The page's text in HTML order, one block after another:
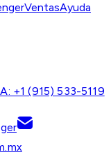
VentasAyuda
+1 (915) 533-5119